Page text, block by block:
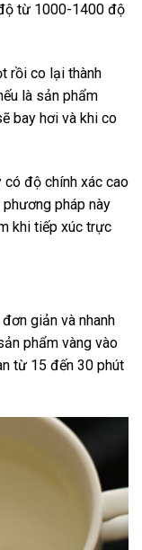
từ 1000-1400 độ
rồi co lại thành
là sản phẩm
bay hơi và khi co
có độ chính xác cao
phương pháp này
khi tiếp xúc trực
giản và nhanh
phẩm vàng vào
từ 15 đến 30 phút